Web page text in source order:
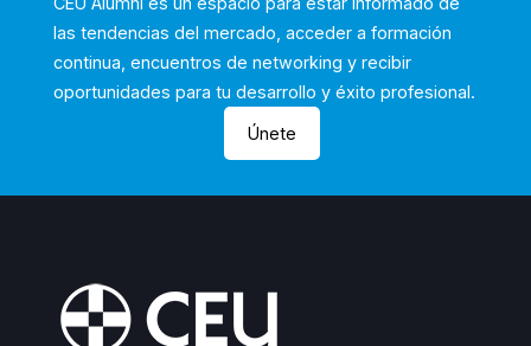
las tendencias del mercado, acceder a formación
continua, encuentros de networking y recibir
oportunidades para tu desarrollo y éxito profesional.
Únete